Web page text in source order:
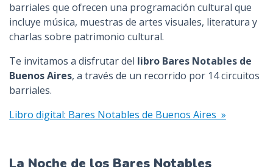
barriales que ofrecen una programación cultural que
incluye música, muestras de artes visuales, literatura y
charlas sobre patrimonio cultural.
Te invitamos a disfrutar del libro Bares Notables de
Buenos Aires, a través de un recorrido por 14 circuitos
barriales.
Libro digital: Bares Notables de Buenos Aires »
La Noche de los Bares Notables